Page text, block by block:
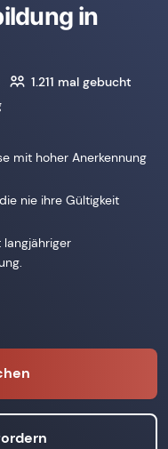
in
1.211 mal gebucht
mit hoher Anerkennung
nie ihre Gültigkeit